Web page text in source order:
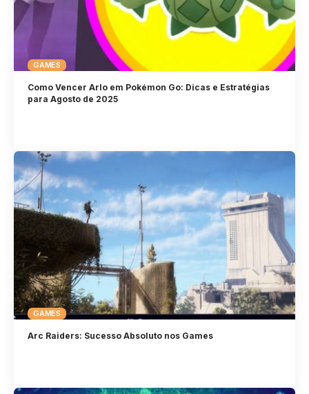
GAMES
Como Vencer Arlo em Pokémon Go: Dicas e Estratégias
para Agosto de 2025
GAMES
Arc Raiders: Sucesso Absoluto nos Games